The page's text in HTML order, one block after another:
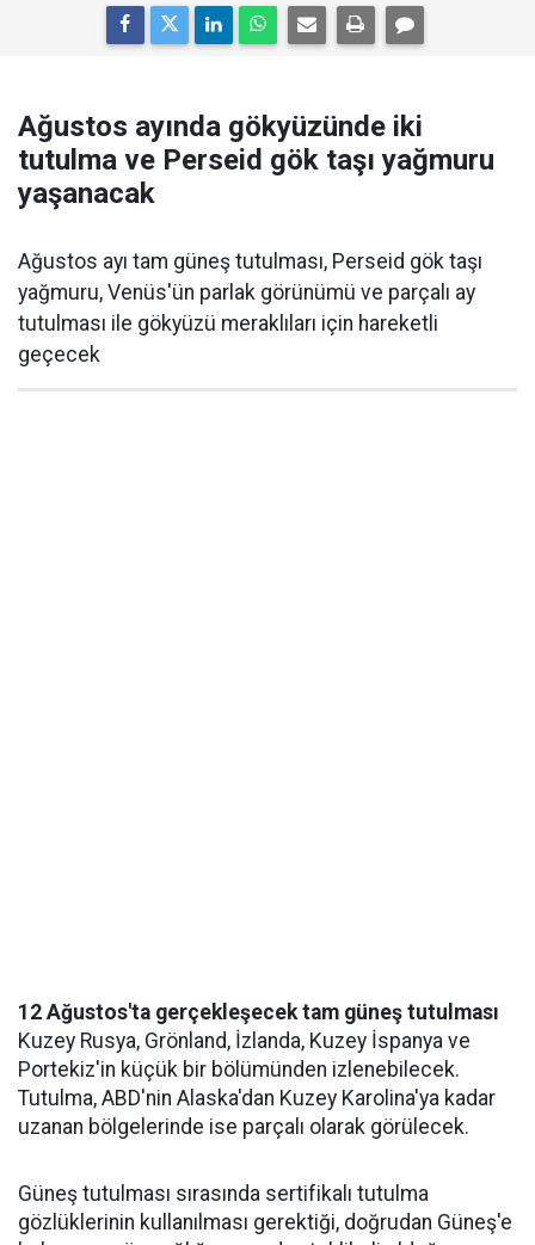
Ağustos ayında gökyüzünde iki
tutulma ve Perseid gök taşı yağmuru
yaşanacak
Ağustos ayı tam güneş tutulması, Perseid gök taşı
yağmuru, Venüs'ün parlak görünümü ve parçalı ay
tutulması ile gökyüzü meraklıları için hareketli
geçecek
12 Ağustos'ta gerçekleşecek tam güneş tutulması
Kuzey Rusya, Grönland, İzlanda, Kuzey İspanya ve
Portekiz'in küçük bir bölümünden izlenebilecek.
Tutulma, ABD'nin Alaska'dan Kuzey Karolina'ya kadar
uzanan bölgelerinde ise parçalı olarak görülecek.
Güneş tutulması sırasında sertifikalı tutulma
gözlüklerinin kullanılması gerektiği, doğrudan Güneş'e